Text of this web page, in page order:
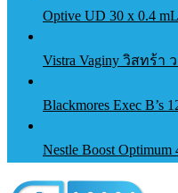
Optive UD 30 x 0.4 mL
Vistra Vaginy วิสทร้
Blackmores Exec
Nestle Boost